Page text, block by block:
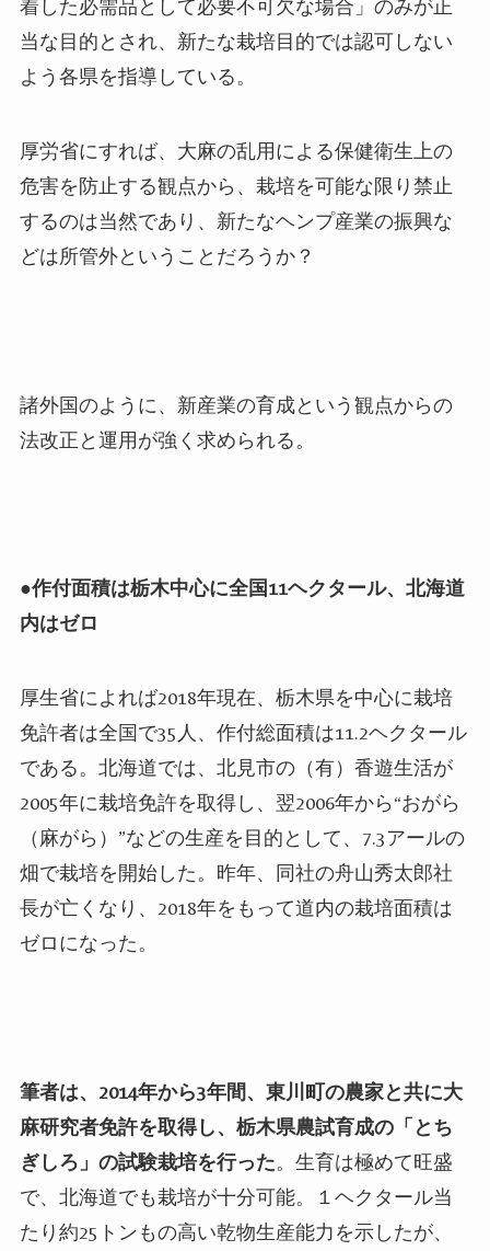
着した必需品として必要不可欠な場合」のみが正
当な目的とされ、 新たな栽培目的では認可しない
よう各県を指導している。
厚労省にすれば、大麻の乱用による保健衛生上の
危害を防止する観点から、栽培を可能な限り禁止
するのは当然であり、新たなヘンプ産業の振興な
どは所管外ということだろうか？
諸外国のように、新産業の育成という観点からの
法改正と運用が強く求められる。
●作付面積は栃木中心に全国11ヘクタール、北海道
内はゼロ
厚生省によれば2018年現在、栃木県を中心に栽培
免許者は全国で35 人、作付総面積は11.2ヘクタール
である。北海道では、北見市の（有）香遊生活が
2005年に栽培免許を取得し、翌2006年から“おがら
（麻がら） ”などの生産を目的として、 7.3アールの
畑で栽培を開始した。昨年、同社の舟山秀太郎社
長が亡くなり、 2018年をもって道内の栽培面積は
ゼロになった。
筆者は、 2014年から3年間、東川町の農家と共に大
麻研究者免許を取得し、栃木県農試育成の「とち
ぎしろ」の試験栽培を行った。生育は極めて旺盛
で、北海道でも栽培が十分可能。１ヘクタール当
たり約25 トンもの高い乾物生産能力を示したが、